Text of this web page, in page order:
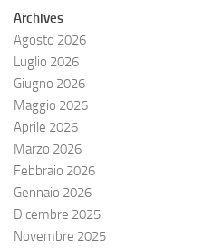
Archives
Agosto 2026
Luglio 2026
Giugno 2026
Maggio 2026
Aprile 2026
Marzo 2026
Febbraio 2026
Gennaio 2026
Dicembre 2025
Novembre 2025